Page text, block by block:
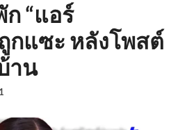
“แอร์
กแซะ หลังโพสต์
าน